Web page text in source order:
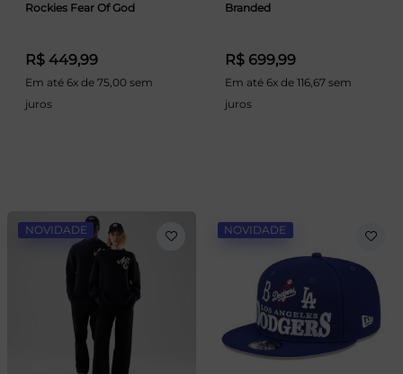
Rockies Fear Of God
R$ 449,99
Em até 6x de 75,00 sem
juros
Branded
R$ 699,99
Em até 6x de 116,67 sem
juros
NOVIDADE NOVIDADE